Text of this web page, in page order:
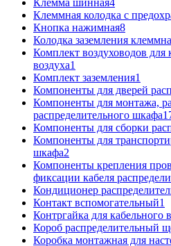
Клеммная колодка с
Кнопка нажимная8
Колодка заземления
Комплект воздуховодов
воздуха1
Комплект заземления1
Компоненты для дверей
Компоненты для монтажа,
распределительного шкафа
Компоненты для сборки
Компоненты для
шкафа2
Компоненты крепления
фиксации кабеля
Кондиционер
Контакт вспомогательный1
Контргайка для кабельного
Короб распределительный
Коробка монтажная для